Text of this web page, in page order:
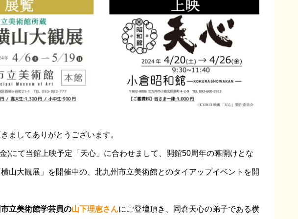
ましてありがとうございます。
)にて当館上映予定「天心」に合わせまして、開館50周年の幕開けとな
山大観展」を開催中の、北九州市立美術館とのタイアップイベントを開
立美術館学芸員の山下理恵さんにご登壇頂き、岡倉天心の弟子である横